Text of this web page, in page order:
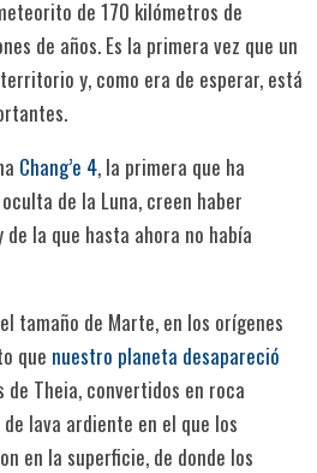
de 170 kilómetros de
de años. Es la primera vez que un
y, como era de esperar, está
Chang’e 4, la primera que ha
de la Luna, creen haber
la que hasta ahora no había
tamaño de Marte, en los orígenes
que nuestro planeta desapareció
de Theia, convertidos en roca
lava ardiente en el que los
en la superficie, de donde los